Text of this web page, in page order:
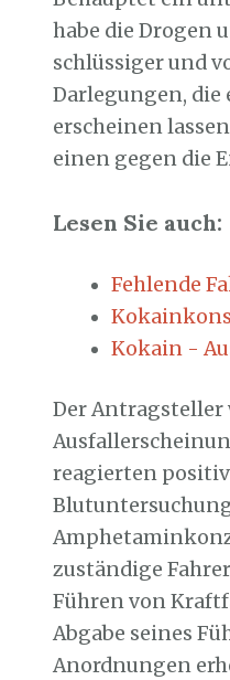
habe die Drogen
schlüssiger und
Darlegungen, die
erscheinen
einen gegen die
Lesen Sie auch:
Fehlende
Kokain -
Der
reagierten
zuständige
Führen von
Abgabe seines
Anordnungen